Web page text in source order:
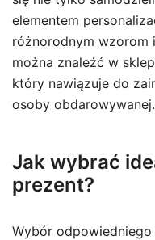
elementem
różnorodnym wzorom
można znaleźć w
który nawiązuje do
osoby obdarowywanej.
Jak wybrać
prezent?
Wybór odpowiedniego